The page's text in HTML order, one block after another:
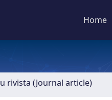
Home
rivista (Journal article)